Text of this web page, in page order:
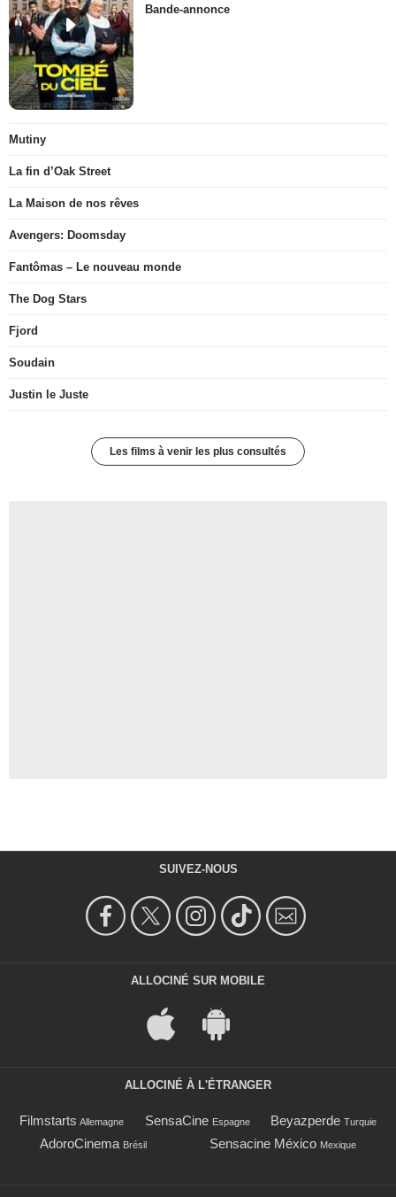
Bande-annonce
Mutiny
La fin d’Oak Street
La Maison de nos rêves
Avengers: Doomsday
Fantômas – Le nouveau monde
The Dog Stars
Fjord
Soudain
Justin le Juste
Les films à venir les plus consultés
SUIVEZ-NOUS
ALLOCINÉ SUR MOBILE
ALLOCINÉ À L'ÉTRANGER
Filmstarts Allemagne SensaCine Espagne Beyazperde Turquie
AdoroCinema Brésil Sensacine México Mexique